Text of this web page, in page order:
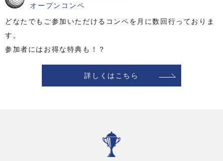
オープンコンペ
どなたでもご参加いただけるコンペを月に数回行っておりま
す。
参加者にはお得な特典も！？
詳しくはこちら